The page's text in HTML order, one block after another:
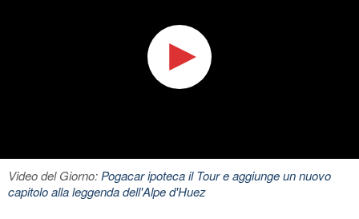
Video del Giorno: Pogacar ipoteca il Tour e aggiunge un nuovo
capitolo alla leggenda dell'Alpe d'Huez